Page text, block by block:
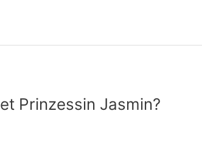
Prinzessin Jasmin?